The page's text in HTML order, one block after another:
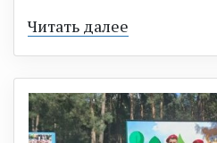
Читать далее